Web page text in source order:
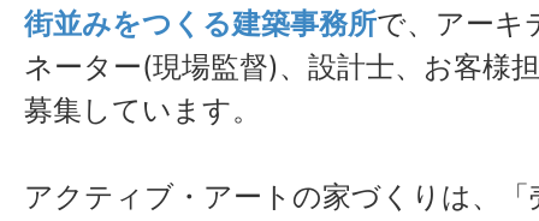
街並みをつくる建築事務所で、アーキ
ネーター(現場監督)、設計士、お客様
募集しています。
アクティブ・アートの家づくりは、